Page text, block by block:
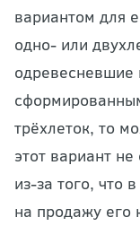
вариантом для
одно- или
одревесневшие
трёхлеток, то
этот вариант
из-за того, что
на продажу его